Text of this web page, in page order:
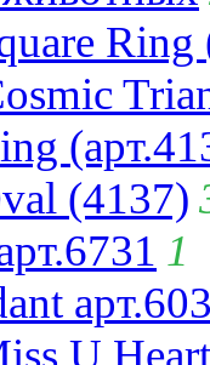
Ring
(4137)
1
U